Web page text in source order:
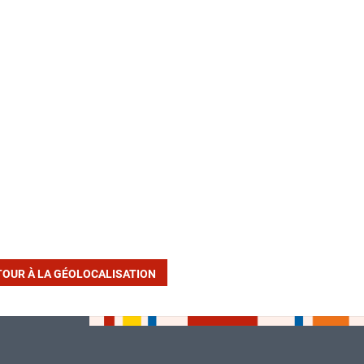
À LA GÉOLOCALISATION